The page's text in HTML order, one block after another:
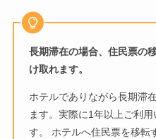
長期滞在の場合、住民票の
け取れます。
ホテルでありながら長期滞
ます。実際に1年以上ご利
す。 ホテルへ住民票を移転